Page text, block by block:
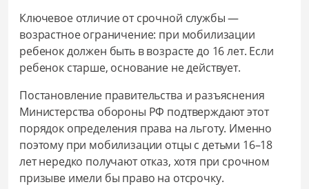
Ключевое отличие от срочной службы —
возрастное ограничение: при мобилизации
ребенок должен быть в возрасте до 16 лет. Если
ребенок старше, основание не действует.
Постановление правительства и разъяснения
Министерства обороны РФ подтверждают этот
порядок определения права на льготу. Именно
поэтому при мобилизации отцы с детьми 16–18
лет нередко получают отказ, хотя при срочном
призыве имели бы право на отсрочку.